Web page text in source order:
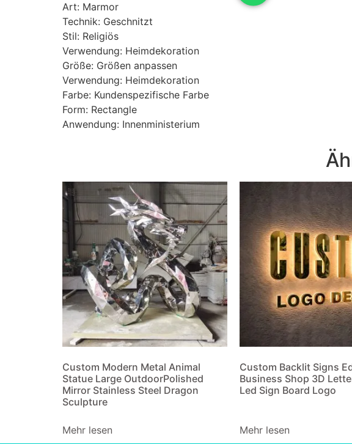
Art: Marmor
Technik: Geschnitzt
Stil: Religiös
Verwendung: Heimdekoration
Größe: Größen anpassen
Verwendung: Heimdekoration
Farbe: Kundenspezifische Farbe
Form: Rectangle
Anwendung: Innenministerium
Custom Modern Metal Animal
Statue Large OutdoorPolished
Mirror Stainless Steel Dragon
Sculpture
Mehr lesen
Custom Backlit Signs
Business Shop 3D
Led Sign Board Logo
Mehr lesen